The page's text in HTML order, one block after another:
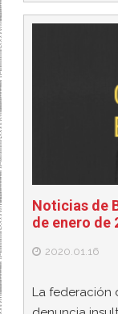
Noticias de
de enero de
2020.01.16
La federación